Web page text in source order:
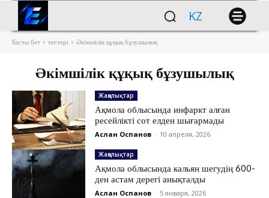
KZ
Басты бет тегтері Әкімшілік құқық бұзушылық
Әкімшілік құқық бұзушылық
Жаңалықтар
Ақмола облысында инфаркт алған
ресейлікті сот елден шығармады
Аслан Оспанов - 10 апреля, 2026
Жаңалықтар
Ақмола облысында кальян шегудің 600-
ден астам дерегі анықталды
Аслан Оспанов - 5 января, 2026